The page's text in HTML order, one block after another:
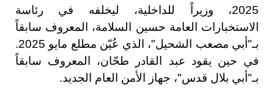
2025، وزيراً للداخلية، ليخلفه في رئاسة
الاستخبارات العامة حسين السلامة، المعروف سابقاً
بـ"أبي مصعب الشحيل"، الذي عُيّن مطلع مايو 2025.
في حين يقود عبد القادر طحّان، المعروف سابقاً
بـ"أبي بلال قدس"، جهاز الأمن العام الجديد.